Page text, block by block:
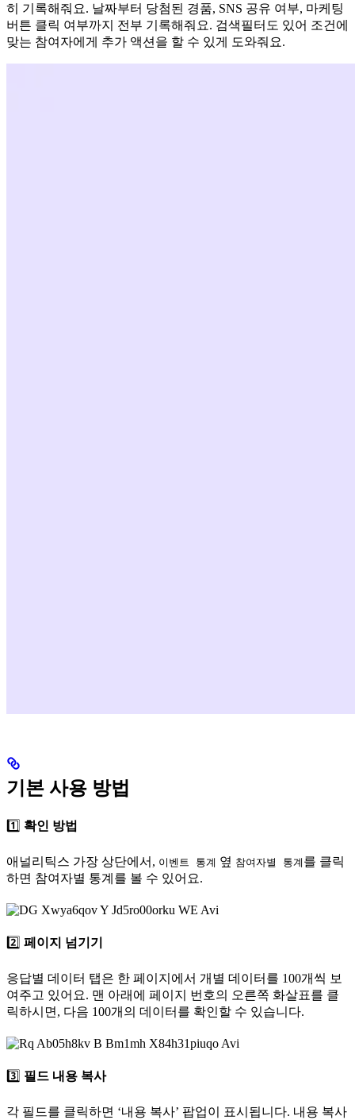
히 기록해줘요. 날짜부터 당첨된 경품, SNS 공유 여부, 마케팅
버튼 클릭 여부까지 전부 기록해줘요. 검색필터도 있어 조건에
맞는 참여자에게 추가 액션을 할 수 있게 도와줘요.
기본 사용 방법
1️⃣ 확인 방법
애널리틱스 가장 상단에서, 이벤트 통계 옆 참여자별 통계 를 클릭
하면 참여자별 통계를 볼 수 있어요.
2️⃣ 페이지 넘기기
응답별 데이터 탭은 한 페이지에서 개별 데이터를 100개씩 보
여주고 있어요. 맨 아래에 페이지 번호의 오른쪽 화살표를 클
릭하시면, 다음 100개의 데이터를 확인할 수 있습니다.
3️⃣ 필드 내용 복사
각 필드를 클릭하면 ‘내용 복사’ 팝업이 표시됩니다. 내용 복사